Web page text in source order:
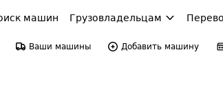
машин Грузовладельцам
Ваши машины Добавить машину